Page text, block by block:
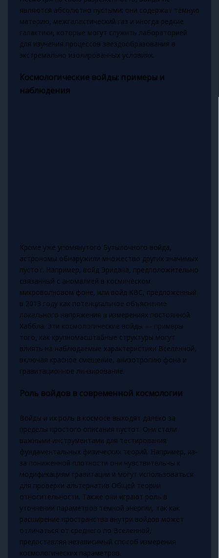
являются абсолютно пустыми: они содержат тёмную
материю, межгалактический газ и иногда редкие
галактики, которые могут служить лабораторией
для изучения процессов звездообразования в
экстремально изолированных условиях.
Космологические войды: примеры и
наблюдения
Кроме уже упомянутого Бутылочного войда,
астрономы обнаружили множество других значимых
пустот. Например, войд Эридана, предположительно
связанный с аномалией в космическом
микроволновом фоне, или войд KBC, предложенный
в 2013 году как потенциальное объяснение
локального напряжения в измерениях постоянной
Хаббла. Эти космологические войды — примеры
того, как крупномасштабные структуры могут
влиять на наблюдаемые характеристики Вселенной,
включая красное смещение, анизотропию фона и
гравитационное линзирование.
Роль войдов в современной космологии
Войды и их роль в космосе выходят далеко за
пределы простого описания пустот. Они стали
важными инструментами для тестирования
фундаментальных физических теорий. Например, из-
за пониженной плотности они чувствительны к
модификациям гравитации и могут использоваться
для проверки альтернатив Общей теории
относительности. Также они играют роль в
уточнении параметров тёмной энергии, так как
расширение пространства внутри войдов может
отличаться от среднего по Вселенной,
предоставляя независимый способ измерения
космологических параметров.